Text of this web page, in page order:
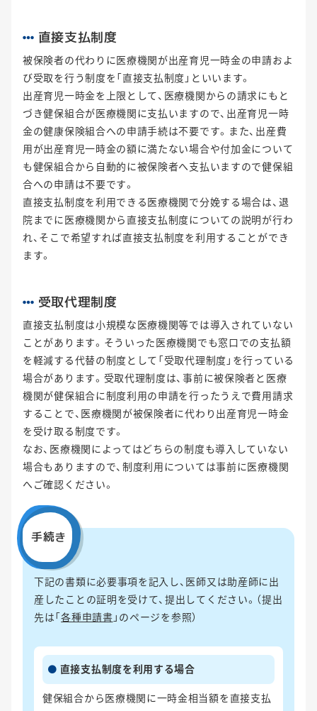
直接支払制度
被保険者の代わりに医療機関が出産育児一時金の申請およ
び受取を行う制度を「直接支払制度」といいます。
出産育児一時金を上限として、医療機関からの請求にもと
づき健保組合が医療機関に支払いますので、出産育児一時
金の健康保険組合への申請手続は不要です。また、出産費
用が出産育児一時金の額に満たない場合や付加金について
も健保組合から自動的に被保険者へ支払いますので健保組
合への申請は不要です。
直接支払制度を利用できる医療機関で分娩する場合は、退
院までに医療機関から直接支払制度についての説明が行わ
れ、そこで希望すれば直接支払制度を利用することができ
ます。
受取代理制度
直接支払制度は小規模な医療機関等では導入されていない
ことがあります。そういった医療機関でも窓口での支払額
を軽減する代替の制度として「受取代理制度」を行っている
場合があります。受取代理制度は、事前に被保険者と医療
機関が健保組合に制度利用の申請を行ったうえで費用請求
することで、医療機関が被保険者に代わり出産育児一時金
を受け取る制度です。
なお、医療機関によってはどちらの制度も導入していない
場合もありますので、制度利用については事前に医療機関
へご確認ください。
手続き
下記の書類に必要事項を記入し、医師又は助産師に出
産したことの証明を受けて、提出してください。（提出
先は「各種申請書 」のページを参照）
直接支払制度を利用する場合
健保組合から医療機関に一時金相当額を直接支払